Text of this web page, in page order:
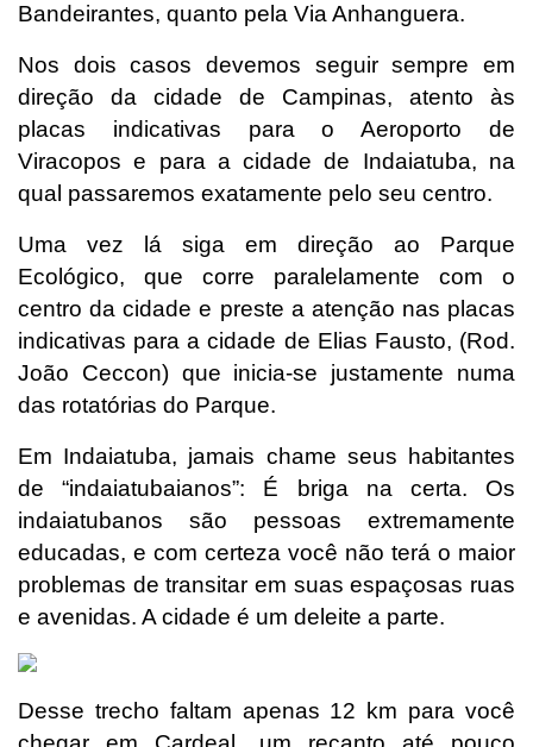
Bandeirantes, quanto pela Via Anhanguera.
Nos dois casos devemos seguir sempre em
direção da cidade de Campinas, atento às
placas indicativas para o Aeroporto de
Viracopos e para a cidade de Indaiatuba, na
qual passaremos exatamente pelo seu centro.
Uma vez lá siga em direção ao Parque
Ecológico, que corre paralelamente com o
centro da cidade e preste a atenção nas placas
indicativas para a cidade de Elias Fausto, (Rod.
João Ceccon) que inicia-se justamente numa
das rotatórias do Parque.
Em Indaiatuba, jamais chame seus habitantes
de “indaiatubaianos”: É briga na certa. Os
indaiatubanos são pessoas extremamente
educadas, e com certeza você não terá o maior
problemas de transitar em suas espaçosas ruas
e avenidas. A cidade é um deleite a parte.
Desse trecho faltam apenas 12 km para você